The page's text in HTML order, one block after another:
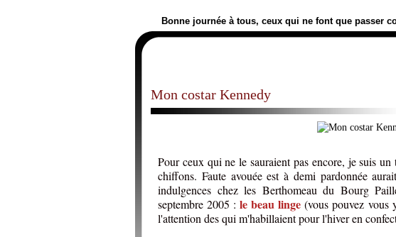
Bonne journée à tous, ceux qui ne font que passer
Mon costar Kennedy
Pour ceux qui ne le sauraient pas encore, je suis
chiffons. Faute avouée est à demi pardonnée
indulgences chez les Berthomeau du Bourg
septembre 2005 :le beau linge (vous pouvez vous
l'attention des qui m'habillaient pour l'hiver en